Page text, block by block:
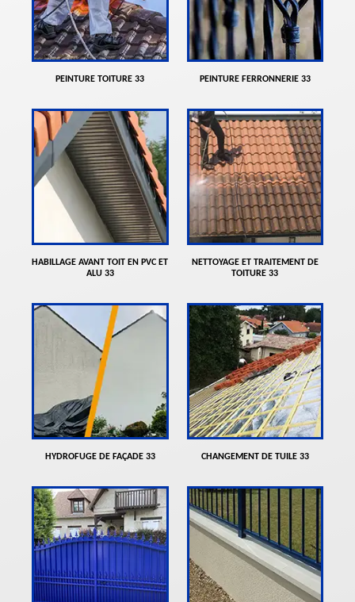
PEINTURE TOITURE 33 PEINTURE FERRONNERIE 33
HABILLAGE AVANT TOIT EN PVC ET
ALU 33
NETTOYAGE ET TRAITEMENT DE
TOITURE 33
HYDROFUGE DE FAÇADE 33 CHANGEMENT DE TUILE 33